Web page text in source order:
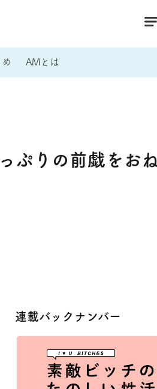
AMとは
ぷりの前戯をお
連載バックナンバー